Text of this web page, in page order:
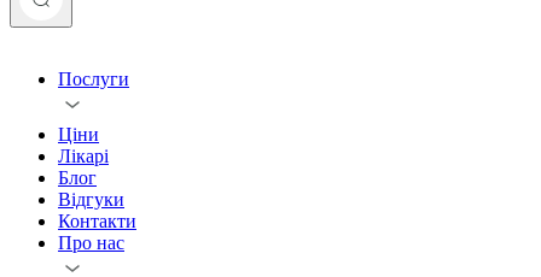
Послуги
Ціни
Лікарі
Блог
Відгуки
Контакти
Про нас